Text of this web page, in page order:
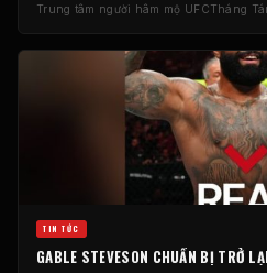
Trung tâm người hâm mộ UFCTháng
TIN TỨC
GABLE STEVESON CHUẨN BỊ TRỞ